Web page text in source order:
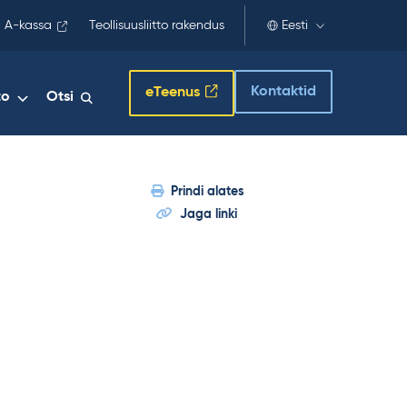
A-kassa Teollisuusliitto rakendus Eesti
Otsi eTeenus Kontaktid
Prindi alates
Jaga linki